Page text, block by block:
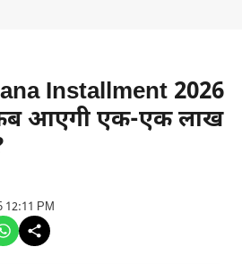
Installment 2026
आएगी एक-एक लाख
12:11 PM